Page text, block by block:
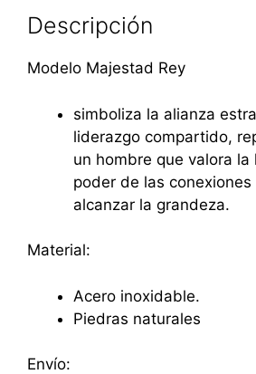
Descripción
Modelo Majestad Rey
simboliza la alianza
liderazgo compartido,
un hombre que valora la
poder de las
alcanzar la grandeza.
Material:
Acero inoxidable.
Piedras naturales
Envío: